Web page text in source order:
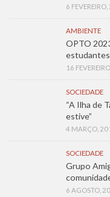
6
AMBIENTE
OPTO
16
SOCIEDADE
“A Ilha de
estive”
4 MARÇO,
SOCIEDADE
Grupo
6 AGOSTO,